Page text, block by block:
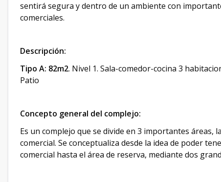
sentirá segura y dentro de un ambiente con
comerciales.
Descripción:
Tipo A: 82m2. Nivel 1. Sala-comedor-cocina 3
Patio
Concepto general del complejo:
Es un complejo que se divide en 3 importantes áreas,
comercial. Se conceptualiza desde la idea de poder
comercial hasta el área de reserva, mediante dos